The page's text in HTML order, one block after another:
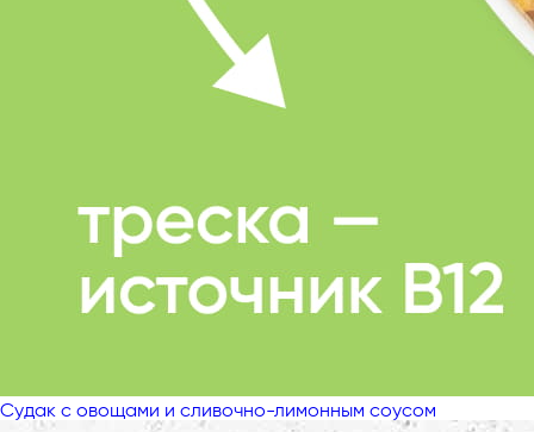
Судак с овощами и сливочно-лимонным соусом